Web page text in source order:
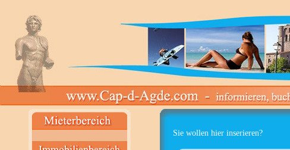
Sie wollen hier inserieren?